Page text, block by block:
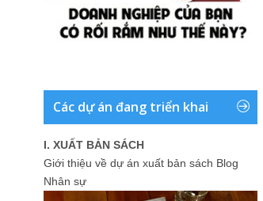
Các dự án đang triển khai
I. XUẤT BẢN SÁCH
Giới thiệu về dự án xuất bản sách Blog
Nhân sự